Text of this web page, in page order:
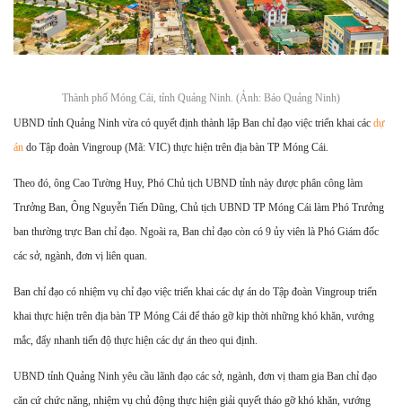
Thành phố Móng Cái, tỉnh Quảng Ninh. (Ảnh: Báo Quảng Ninh)
UBND tỉnh Quảng Ninh vừa có quyết định thành lập Ban chỉ đạo việc triển khai cácdự
ándo Tập đoàn Vingroup (Mã: VIC) thực hiện trên địa bàn TP Móng Cái.
Theo đó, ông Cao Tường Huy, Phó Chủ tịch UBND tỉnh này được phân công làm
Trưởng Ban, Ông Nguyễn Tiến Dũng, Chủ tịch UBND TP Móng Cái làm Phó Trưởng
ban thường trực Ban chỉ đạo. Ngoài ra, Ban chỉ đạo còn có 9 ủy viên là Phó Giám đốc
các sở, ngành, đơn vị liên quan.
Ban chỉ đạo có nhiệm vụ chỉ đạo việc triển khai các dự án do Tập đoàn Vingroup triển
khai thực hiện trên địa bàn TP Móng Cái để tháo gỡ kịp thời những khó khăn, vướng
mắc, đẩy nhanh tiến độ thực hiện các dự án theo qui định.
UBND tỉnh Quảng Ninh yêu cầu lãnh đạo các sở, ngành, đơn vị tham gia Ban chỉ đạo
căn cứ chức năng, nhiệm vụ chủ động thực hiện giải quyết tháo gỡ khó khăn, vướng